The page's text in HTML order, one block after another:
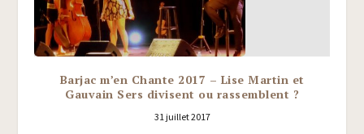
Barjac m’en Chante 2017 – Lise Martin et
Gauvain Sers divisent ou rassemblent ?
31 juillet 2017